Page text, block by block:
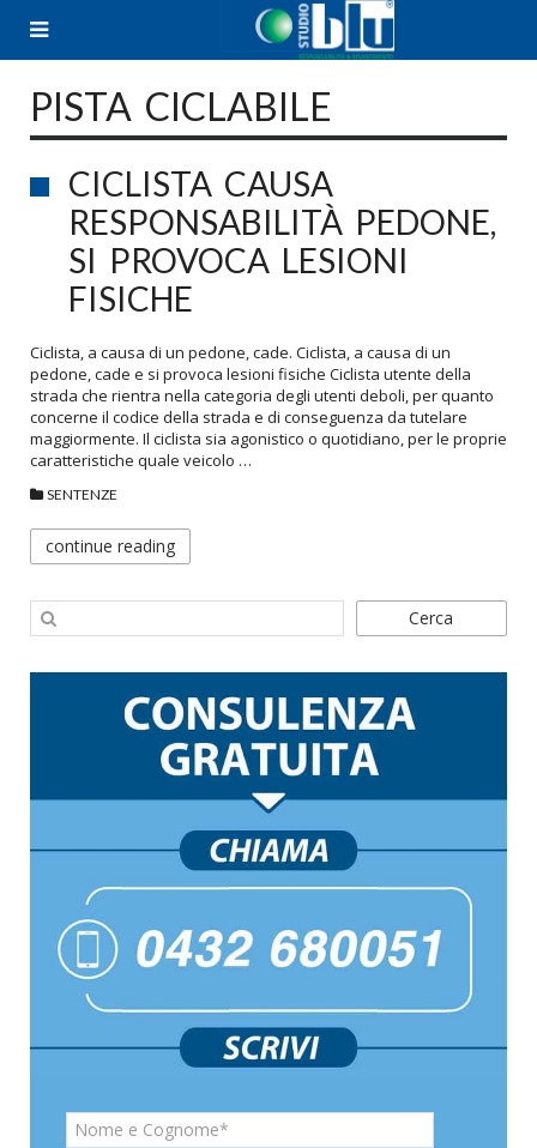
PISTA CICLABILE
CICLISTA CAUSA
RESPONSABILITÀ PEDONE,
SI PROVOCA LESIONI
FISICHE
Ciclista, a causa di un pedone, cade. Ciclista, a causa di un
pedone, cade e si provoca lesioni fisiche Ciclista utente della
strada che rientra nella categoria degli utenti deboli, per quanto
concerne il codice della strada e di conseguenza da tutelare
maggiormente. Il ciclista sia agonistico o quotidiano, per le proprie
caratteristiche quale veicolo …
SENTENZE
continue reading
Cerca